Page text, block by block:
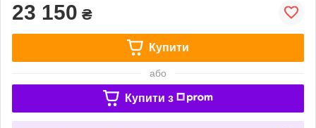
23 150 ₴
Купити
або
Купити з